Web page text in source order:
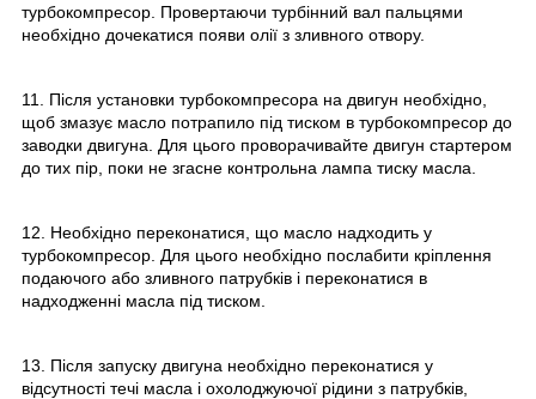
турбокомпресор. Провертаючи турбінний вал пальцями
необхідно дочекатися появи олії з зливного отвору.
11. Після установки турбокомпресора на двигун необхідно,
щоб змазує масло потрапило під тиском в турбокомпресор до
заводки двигуна. Для цього проворачивайте двигун стартером
до тих пір, поки не згасне контрольна лампа тиску масла.
12. Необхідно переконатися, що масло надходить у
турбокомпресор. Для цього необхідно послабити кріплення
подаючого або зливного патрубків і переконатися в
надходженні масла під тиском.
13. Після запуску двигуна необхідно переконатися у
відсутності течі масла і охолоджуючої рідини з патрубків,